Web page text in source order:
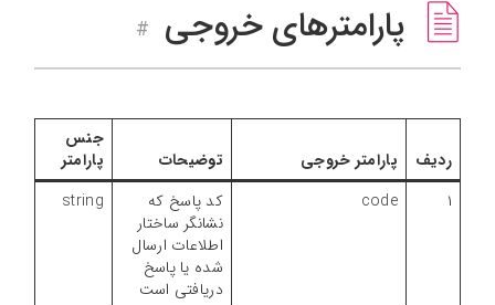
پارامترهای خروجی #
ردیف پارامتر خروجی توضیحات
جنس
پارامتر
۱
code
کد پاسخ که
نشانگر ساختار
اطلاعات ارسال
شده یا پاسخ
دریافتی است
string